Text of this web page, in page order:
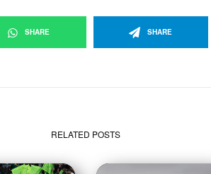
SHARE SHARE
RELATED POSTS